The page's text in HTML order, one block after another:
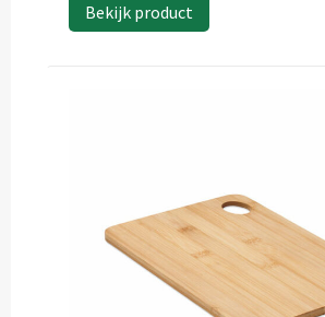
Bekijk product